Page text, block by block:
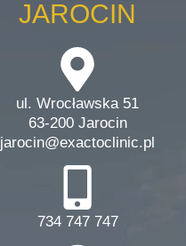
JAROCIN
ul. Wrocławska 51
63-200 Jarocin
jarocin@exactoclinic.pl
734 747 747